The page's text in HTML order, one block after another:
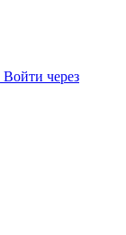
Войти через